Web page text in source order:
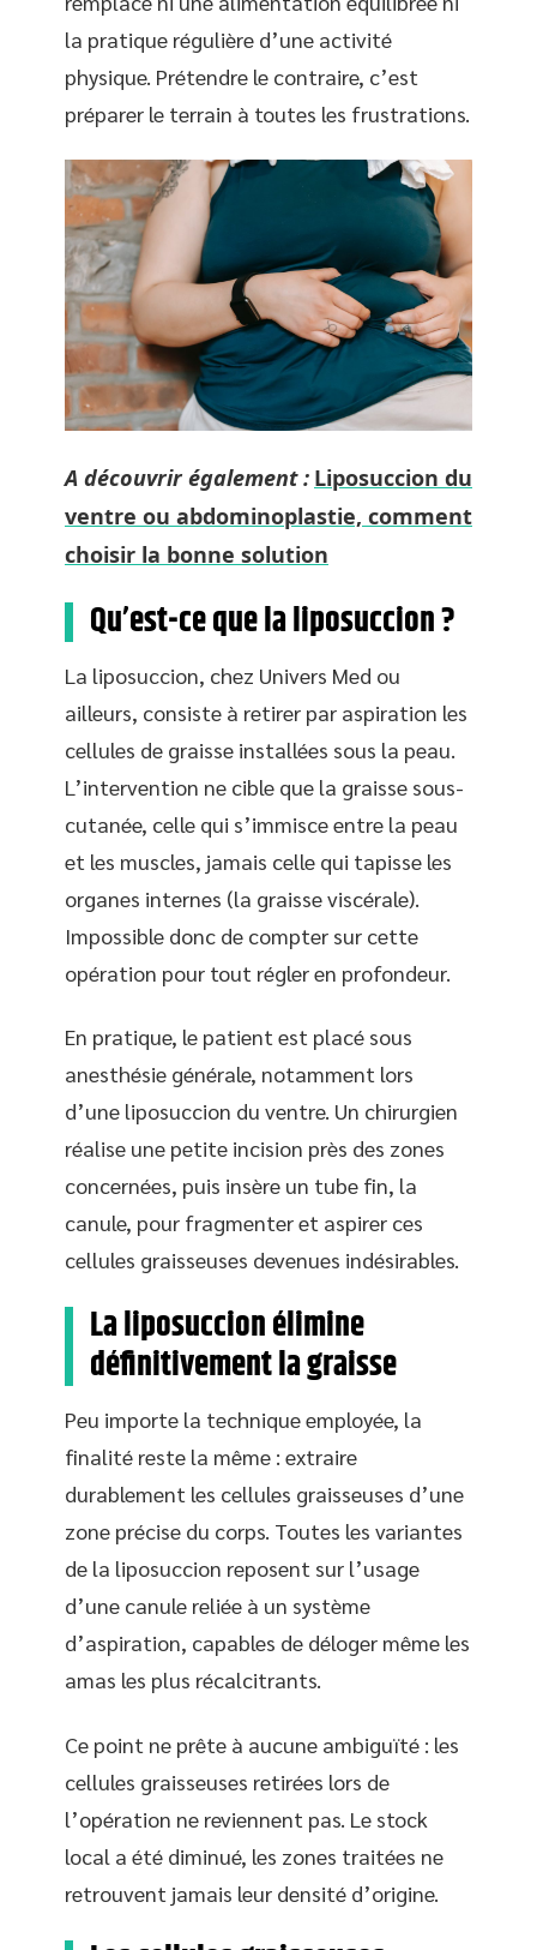
la pratique régulière d’une activité
physique. Prétendre le contraire, c’est
préparer le terrain à toutes les frustrations.
A découvrir également : Liposuccion du
ventre ou abdominoplastie, comment
choisir la bonne solution
Qu’est-ce que la liposuccion ?
La liposuccion, chez Univers Med ou
ailleurs, consiste à retirer par aspiration les
cellules de graisse installées sous la peau.
L’intervention ne cible que la graisse sous-
cutanée, celle qui s’immisce entre la peau
et les muscles, jamais celle qui tapisse les
organes internes (la graisse viscérale).
Impossible donc de compter sur cette
opération pour tout régler en profondeur.
En pratique, le patient est placé sous
anesthésie générale, notamment lors
d’une liposuccion du ventre. Un chirurgien
réalise une petite incision près des zones
concernées, puis insère un tube fin, la
canule, pour fragmenter et aspirer ces
cellules graisseuses devenues indésirables.
La liposuccion élimine
définitivement la graisse
Peu importe la technique employée, la
finalité reste la même : extraire
durablement les cellules graisseuses d’une
zone précise du corps. Toutes les variantes
de la liposuccion reposent sur l’usage
d’une canule reliée à un système
d’aspiration, capables de déloger même les
amas les plus récalcitrants.
Ce point ne prête à aucune ambiguïté : les
cellules graisseuses retirées lors de
l’opération ne reviennent pas. Le stock
local a été diminué, les zones traitées ne
retrouvent jamais leur densité d’origine.